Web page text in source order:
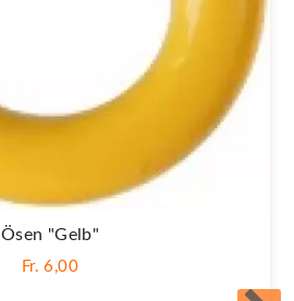
Ösen "Gelb"
Fr. 6,00